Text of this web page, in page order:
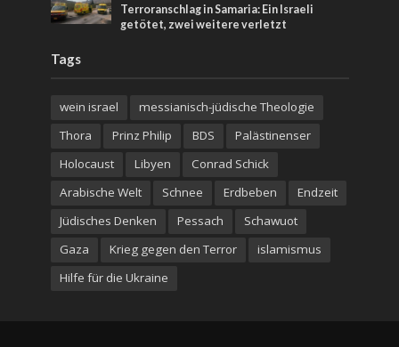
Terroranschlag in Samaria: Ein Israeli
getötet, zwei weitere verletzt
Tags
wein israel
messianisch-jüdische Theologie
Thora
Prinz Philip BDS
Palästinenser
Holocaust
Libyen
Conrad Schick
Arabische Welt
Schnee Erdbeben
Endzeit
Jüdisches Denken
Pessach
Schawuot
Gaza
Krieg gegen den Terror
islamismus
Hilfe für die Ukraine